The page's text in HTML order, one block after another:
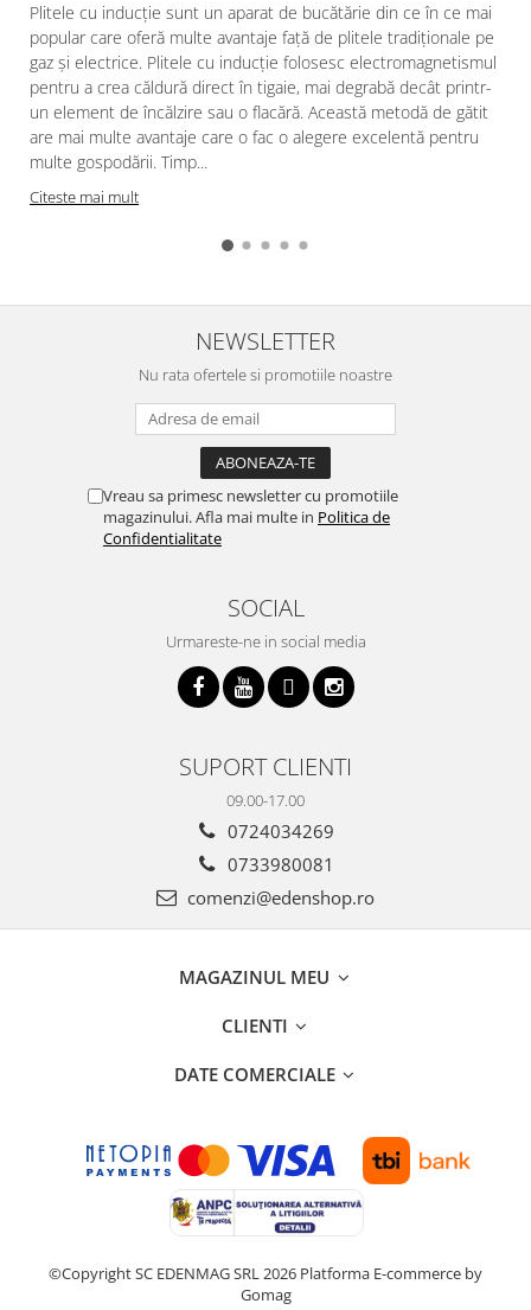
Plitele cu inducție sunt un aparat de bucătărie din ce în ce mai
popular care oferă multe avantaje față de plitele tradiționale pe
gaz și electrice. Plitele cu inducție folosesc electromagnetismul
pentru a crea căldură direct în tigaie, mai degrabă decât printr-
un element de încălzire sau o flacără. Această metodă de gătit
are mai multe avantaje care o fac o alegere excelentă pentru
multe gospodării. Timp...
Citeste mai mult
NEWSLETTER
Nu rata ofertele si promotiile noastre
Vreau sa primesc newsletter cu promotiile
magazinului. Afla mai multe in Politica de
Confidentialitate
SOCIAL
Urmareste-ne in social media
SUPORT CLIENTI
09.00-17.00
0724034269
0733980081
comenzi@edenshop.ro
MAGAZINUL MEU
CLIENTI
DATE COMERCIALE
©Copyright SC EDENMAG SRL 2026 Platforma E-commerce by
Gomag